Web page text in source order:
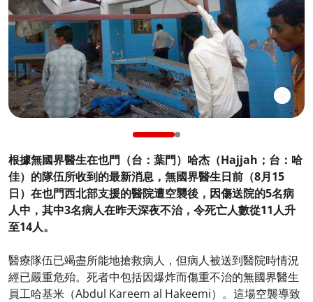
根據無國界醫生在也門（台：葉門）哈杰（Hajjah；台：哈
佳）的隊伍所收到的最新消息，無國界醫生日前（8月15
日）在也門西北部支援的醫院遭空襲後，因傷送院的5名病
人中，其中3名病人在昨天深夜不治，令死亡人數從11人升
至14人。
醫療隊伍已竭盡所能地搶救病人，但病人被送到醫院時情況
經已嚴重危殆。死者中包括因爆炸而傷重不治的無國界醫生
員工哈基米（Abdul Kareem al Hakeemi）。這場空襲導致